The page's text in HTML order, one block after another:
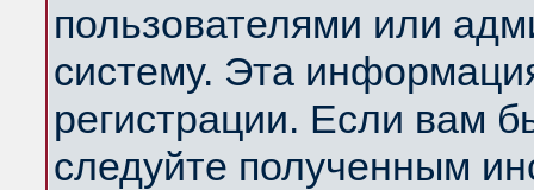
пользователями или
систему. Эта
регистрации. Если вам
следуйте полученным